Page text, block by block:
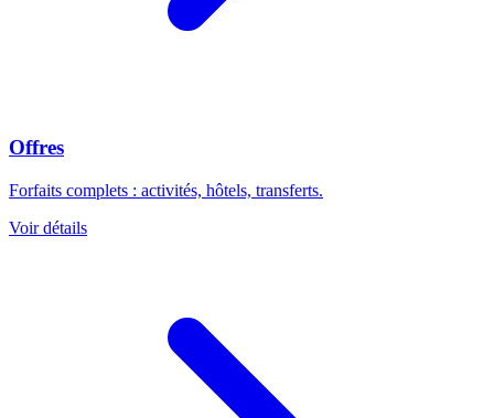
Offres
Forfaits complets : activités, hôtels, transferts.
Voir détails